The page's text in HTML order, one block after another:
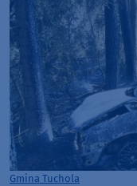
Gmina Tuchola